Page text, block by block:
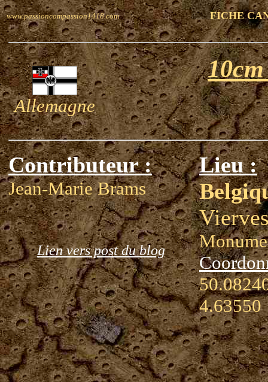
www.passioncompassion1418.com FICHE
Allemagne
Contributeur :
Jean-Marie Brams
Lien vers post du blog
Lieu :
4.63550